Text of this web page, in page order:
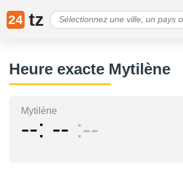
24 tz
Heure exacte Mytilène
Mytilène
-- -- --